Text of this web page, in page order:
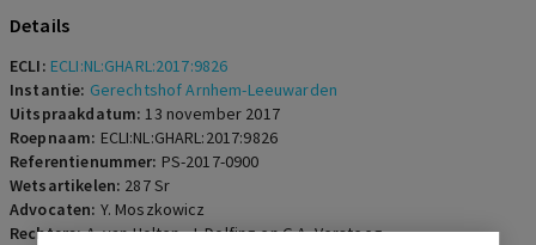
die bij hem zijn opgeroepen zijn
gelijk te stellen aan directe
confrontatie.
Details
ECLI: ECLI:NL:GHARL:2017:9826
Instantie: Gerechtshof Arnhem-Leeuwarden
Uitspraakdatum:13 november 2017
Roepnaam: ECLI:NL:GHARL:2017:9826
Referentienummer: PS-2017-0900
Wetsartikelen: 287 Sr
Advocaten: Y. Moszkowicz
Rechters:A. van Holten, J. Dolfing en G.A. Versteeg